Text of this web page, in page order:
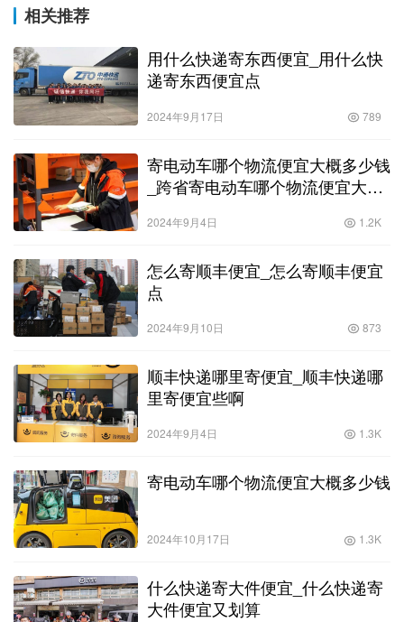
相关推荐
用什么快递寄东西便宜_用什么快
递寄东西便宜点
2024年9月17日 789
寄电动车哪个物流便宜大概多少钱
_跨省寄电动车哪个物流便宜大概
2024年9月4日 1.2K
怎么寄顺丰便宜_怎么寄顺丰便宜
点
2024年9月10日 873
顺丰快递哪里寄便宜_顺丰快递哪
里寄便宜些啊
2024年9月4日 1.3K
寄电动车哪个物流便宜大概多少钱
2024年10月17日 1.3K
什么快递寄大件便宜_什么快递寄
大件便宜又划算